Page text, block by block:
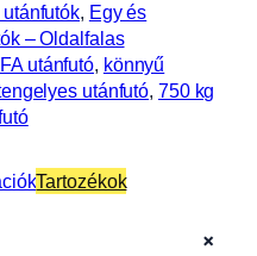
, Egy és
– Oldalfalas
utánfutó, könnyű
utánfutó, 750 kg
Tartozékok
+